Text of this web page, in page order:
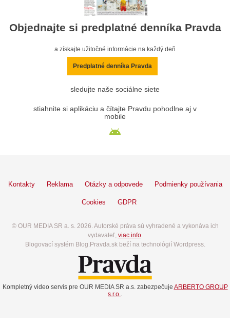
Objednajte si predplatné denníka Pravda
a získajte užitočné informácie na každý deň
Predplatné denníka Pravda
sledujte naše sociálne siete
stiahnite si aplikáciu a čítajte Pravdu pohodlne aj v
mobile
Kontakty Reklama Otázky a odpovede Podmienky používania
Cookies GDPR
© OUR MEDIA SR a. s. 2026. Autorské práva sú vyhradené a vykonáva ich
vydavateľ, viac info.
Blogovací systém Blog.Pravda.sk beží na technológií Wordpress.
Kompletný video servis pre OUR MEDIA SR a.s. zabezpečuje ARBERTO GROUP
s.r.o..